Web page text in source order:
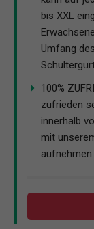
bis XXL
Umfang
100%
zufrieden
innerhalb
mit
aufnehmen.